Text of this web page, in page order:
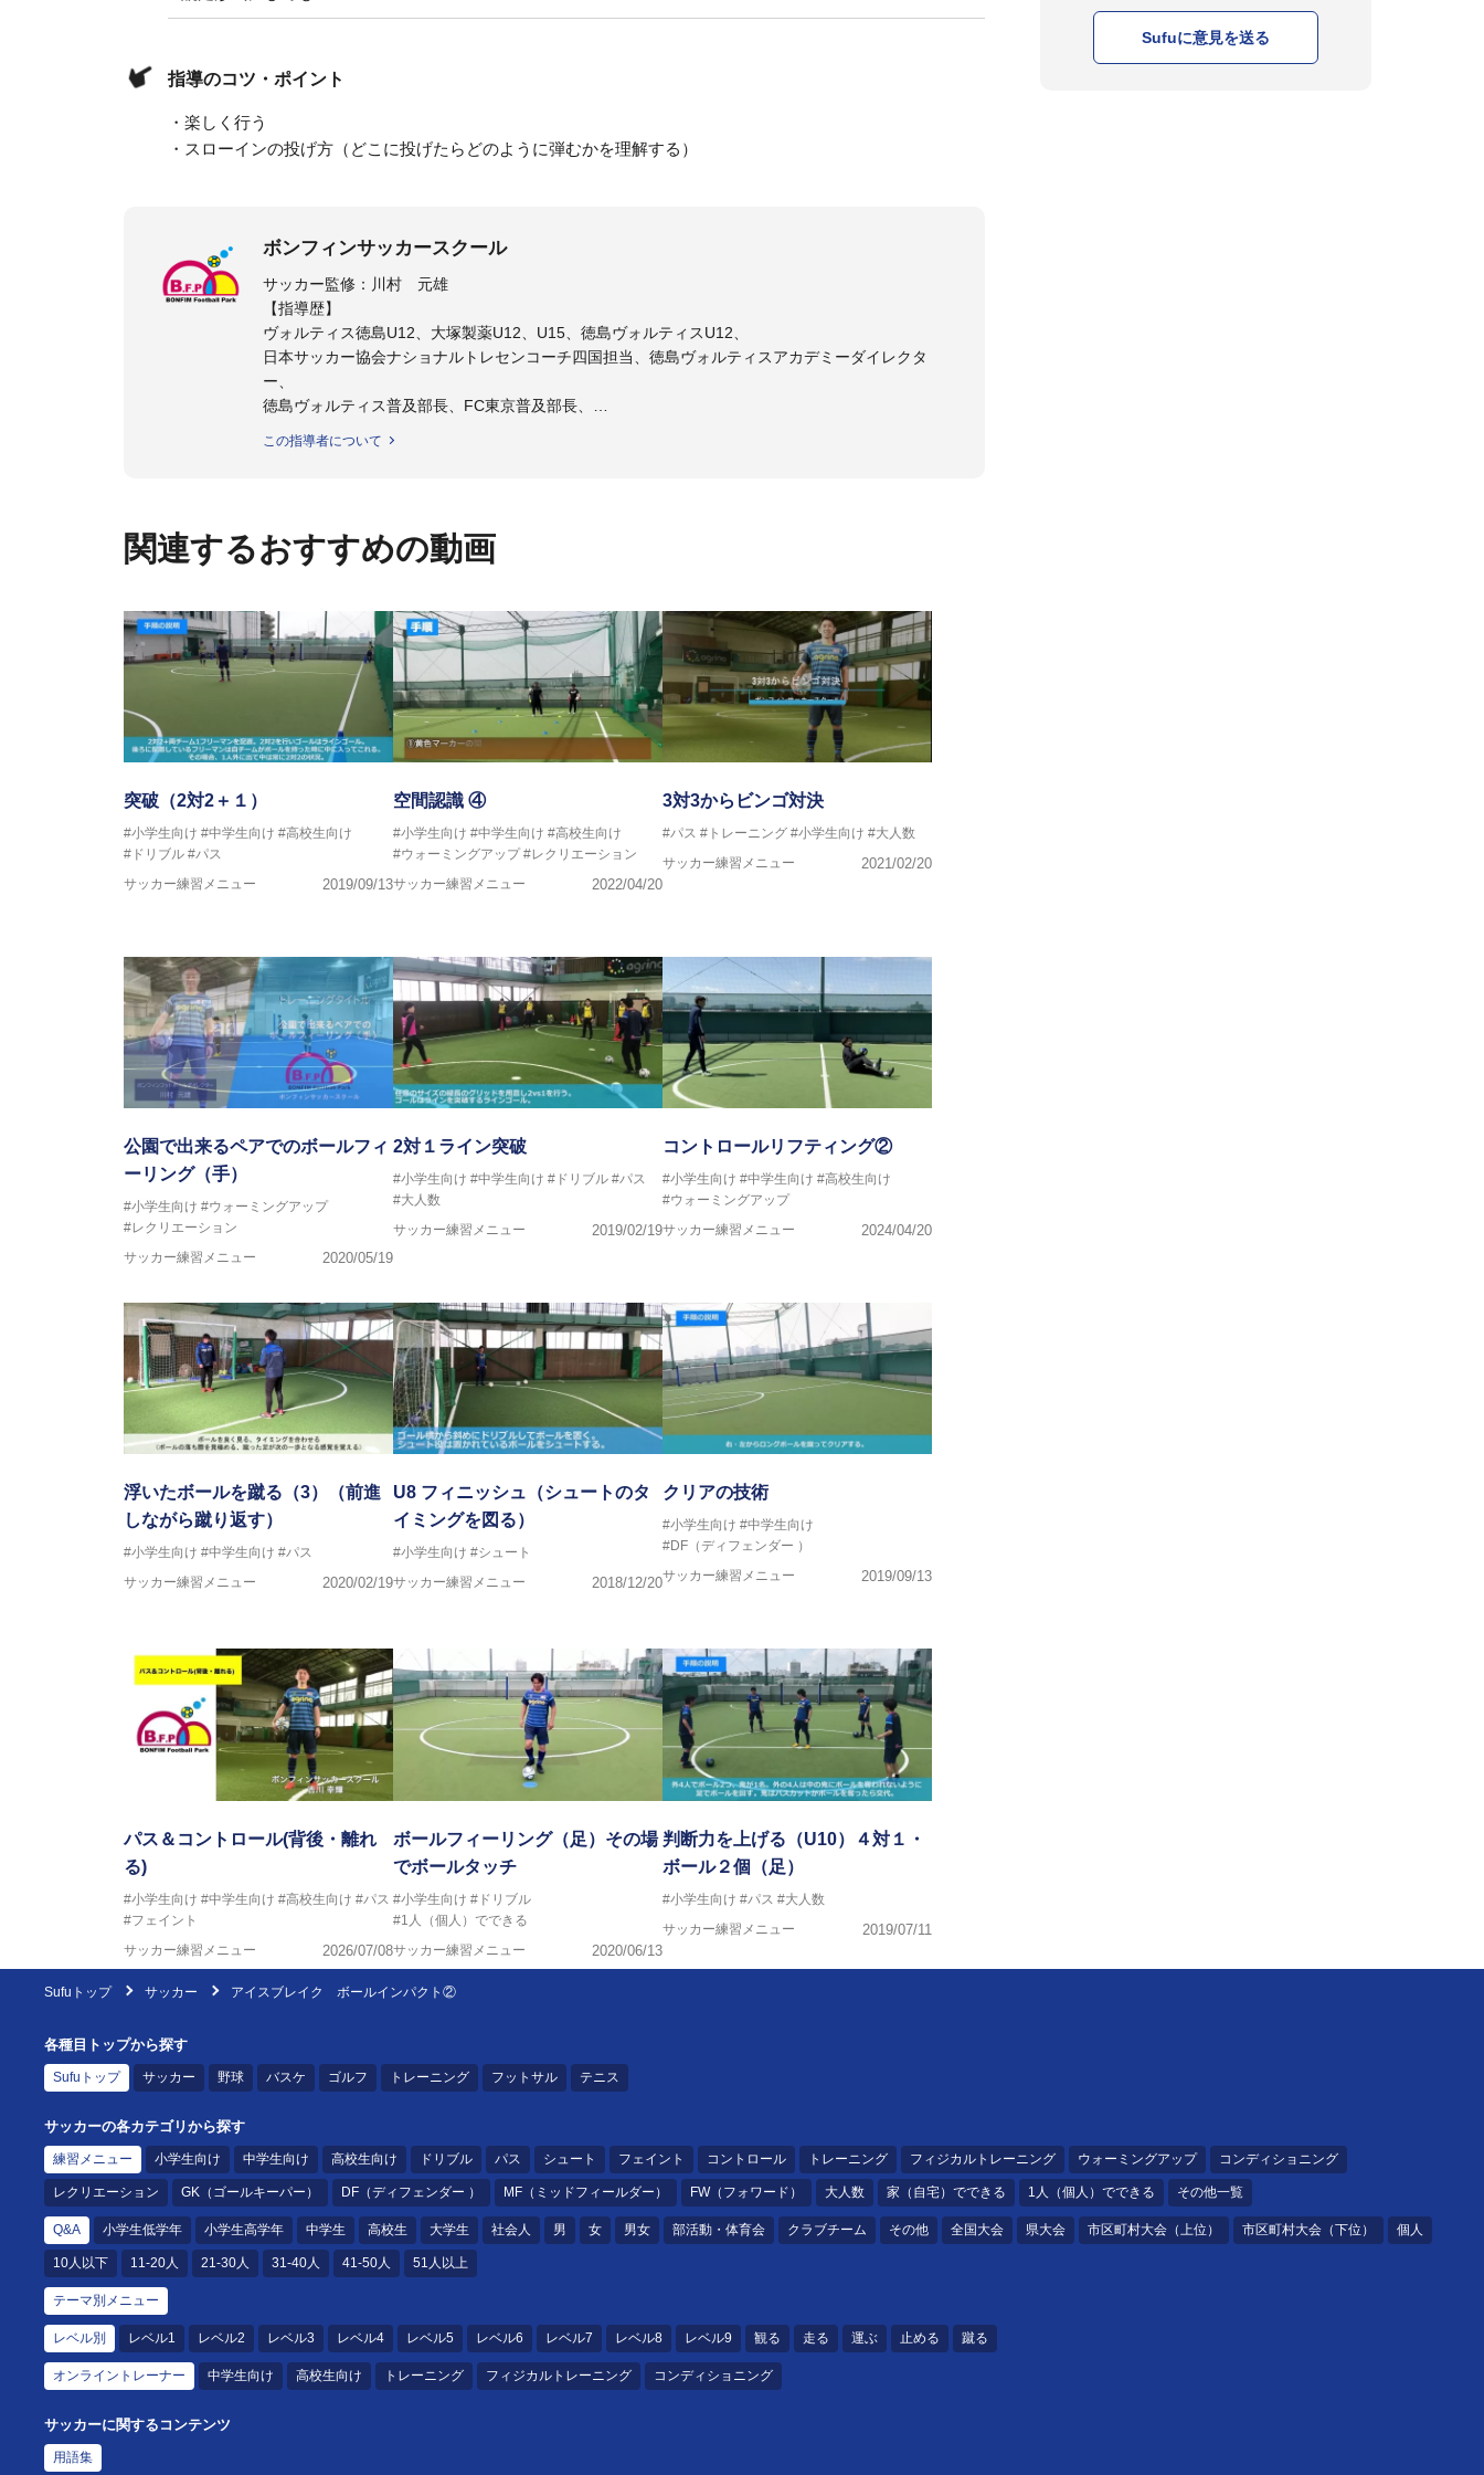
指導のコツ・ポイント
・楽しく行う
・スローインの投げ方（どこに投げたらどのように弾むかを理解する）
ボンフィンサッカースクール
サッカー監修：川村 元雄
【指導歴】
ヴォルティス徳島U12、大塚製薬U12、U15、徳島ヴォルティスU12、
日本サッカー協会ナショナルトレセンコーチ四国担当、徳島ヴォルティスアカデミーダイレクタ
ー、
徳島ヴォルティス普及部長、FC東京普及部長、
フットサル監修：小西 鉄平
日本サッカー協会フットサルインストラクター、AFC（アジアサッカー連盟）フットサルインスト
ラクター
【資格】
JFA公認A級コーチジェネラルライセンス・JFA公認フットサルB級コーチライセンス
横山 哲久
ASV ペスカドーラ町田 監督、FC VIGORE 監督
日本サッカー協会公認B級ライセンス・日本サッカー協会公認フットサルB級ライセンス
※全コーチボンフィンサッカースクール所属
この指導者について
関連するおすすめの動画
突破（2対2＋１）
#小学生向け #中学生向け #高校生向け
#ドリブル #パス
サッカー練習メニュー
2019/09/13
空間認識 ④
#小学生向け #中学生向け #高校生向け
#ウォーミングアップ #レクリエーション
サッカー練習メニュー
2022/04/20
3対3からビンゴ対決
#パス #トレーニング #小学生向け #大人数
サッカー練習メニュー
2021/02/20
公園で出来るペアでのボールフィ
ーリング（手）
#小学生向け #ウォーミングアップ
#レクリエーション
サッカー練習メニュー
2020/05/19
2対１ライン突破
#小学生向け #中学生向け #ドリブル #パス
#大人数
サッカー練習メニュー
2019/02/19
コントロールリフティング②
#小学生向け #中学生向け #高校生向け
#ウォーミングアップ
サッカー練習メニュー
2024/04/20
浮いたボールを蹴る（3）（前進
しながら蹴り返す）
#小学生向け #中学生向け #パス
サッカー練習メニュー
2020/02/19
U8 フィニッシュ（シュートのタ
イミングを図る）
#小学生向け #シュート
サッカー練習メニュー
2018/12/20
クリアの技術
#小学生向け #中学生向け
#DF（ディフェンダー ）
サッカー練習メニュー
2019/09/13
パス＆コントロール(背後・離れ
る)
#小学生向け #中学生向け #高校生向け #パス
#フェイント
サッカー練習メニュー
2026/07/08
ボールフィーリング（足）その場
でボールタッチ
#小学生向け #ドリブル
#1人（個人）でできる
サッカー練習メニュー
2020/06/13
判断力を上げる（U10）４対１・
ボール２個（足）
#小学生向け #パス #大人数
サッカー練習メニュー
2019/07/11
Sufuに意見を送る
Sufuトップ サッカー アイスブレイク ボールインパクト②
各種目トップから探す
Sufuトップ サッカー 野球 バスケ ゴルフ トレーニング フットサル テニス
サッカーの各カテゴリから探す
練習メニュー 小学生向け 中学生向け 高校生向け ドリブル パス シュート フェイント コントロール トレーニング フィジカルトレーニング ウォーミングアップ コンディショニング
レクリエーション GK（ゴールキーパー） DF（ディフェンダー ） MF（ミッドフィールダー） FW（フォワード） 大人数 家（自宅）でできる 1人（個人）でできる その他一覧
Q&A 小学生低学年 小学生高学年 中学生 高校生 大学生 社会人 男 女 男女 部活動・体育会 クラブチーム その他 全国大会 県大会 市区町村大会（上位） 市区町村大会（下位） 個人
10人以下 11-20人 21-30人 31-40人 41-50人 51人以上
テーマ別メニュー
レベル別 レベル1 レベル2 レベル3 レベル4 レベル5 レベル6 レベル7 レベル8 レベル9 観る 走る 運ぶ 止める 蹴る
オンライントレーナー 中学生向け 高校生向け トレーニング フィジカルトレーニング コンディショニング
サッカーに関するコンテンツ
用語集